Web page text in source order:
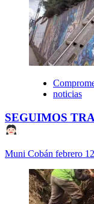
noticias
SEGUIMOS
Muni Cobán febrero